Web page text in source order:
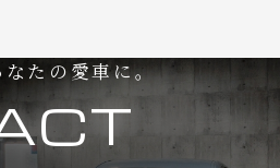
たの愛車に。